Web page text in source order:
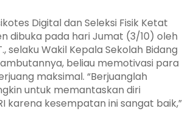
Digital dan Seleksi Fisik Ketat
dibuka pada hari Jumat (3/10) oleh
selaku Wakil Kepala Sekolah Bidang
beliau memotivasi para
maksimal. “Berjuanglah
untuk memantaskan diri
karena kesempatan ini sangat baik,”